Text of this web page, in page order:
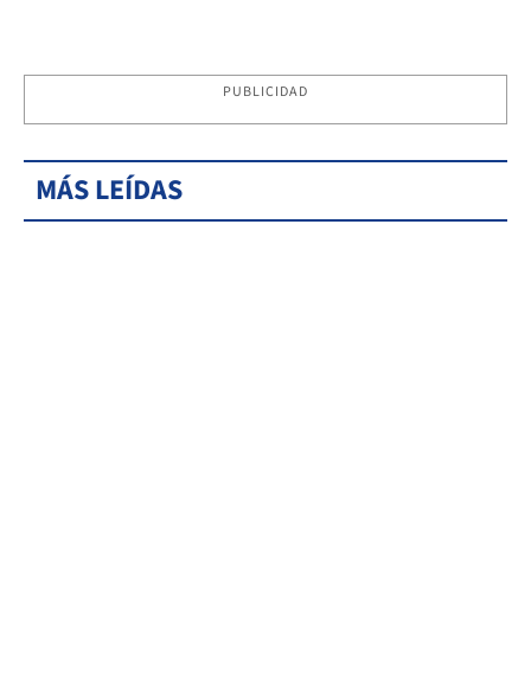
PUBLICIDAD
MÁS LEÍDAS